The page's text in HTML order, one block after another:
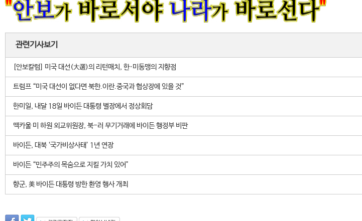
관련기사보기
[안보칼럼] 미국 대선(大選)의 리턴매치, 한·미동맹의 지향점
트럼프 “미국 대선이 없다면 북한.이란.중국과 협상장에 있을 것”
한미일, 내달 18일 바이든 대통령 별장에서 정상회담
맥카울 미 하원 외교위원장, 북-러 무기거래에 바이든 행정부 비판
바이든, 대북 ‘국가비상사태’ 1년 연장
바이든 “민주주의 목숨으로 지킬 가치 있어"
향군, 美 바이든 대통령 방한 환영 행사 개최